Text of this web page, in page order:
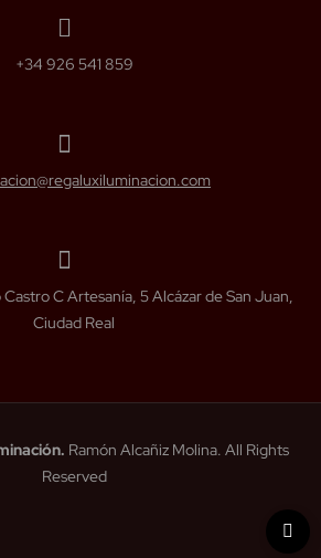
+34 926 541 859
C Artesanía, 5 Alcázar de San Juan,
Ciudad Real
Ramón Alcañiz Molina. All Rights
Reserved